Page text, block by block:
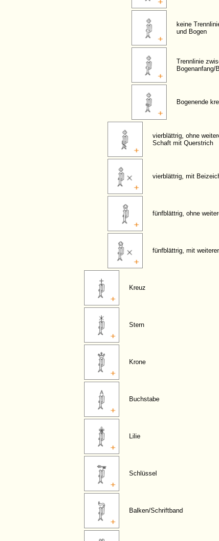
keine
und Bogen
Trennlinie
Bogenanfang/
Bogenende
vierblättrig, ohne
Schaft mit Querstrich
vierblättrig, mit
fünfblättrig, ohne
fünfblättrig, mit
Kreuz
Stern
Krone
Buchstabe
Lilie
Schlüssel
Balken/Schriftband